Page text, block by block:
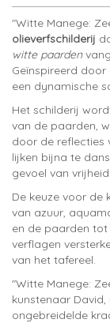
"Witte Manege:
olieverfschilderij
witte paarden
Geïnspireerd
een dynamische
Het schilderij
van de paarden,
door de reflecties
lijken bijna te
gevoel van
De keuze voor de
van azuur,
en de paarden tot
verflagen
van het tafereel.
"Witte Manege:
kunstenaar
ongebreidelde